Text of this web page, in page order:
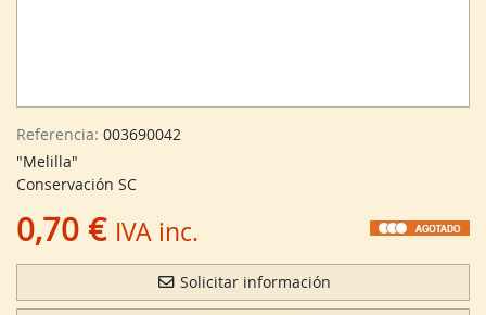
Referencia: 003690042
"Melilla"
Conservación SC
0,70 € IVA inc.
Solicitar información